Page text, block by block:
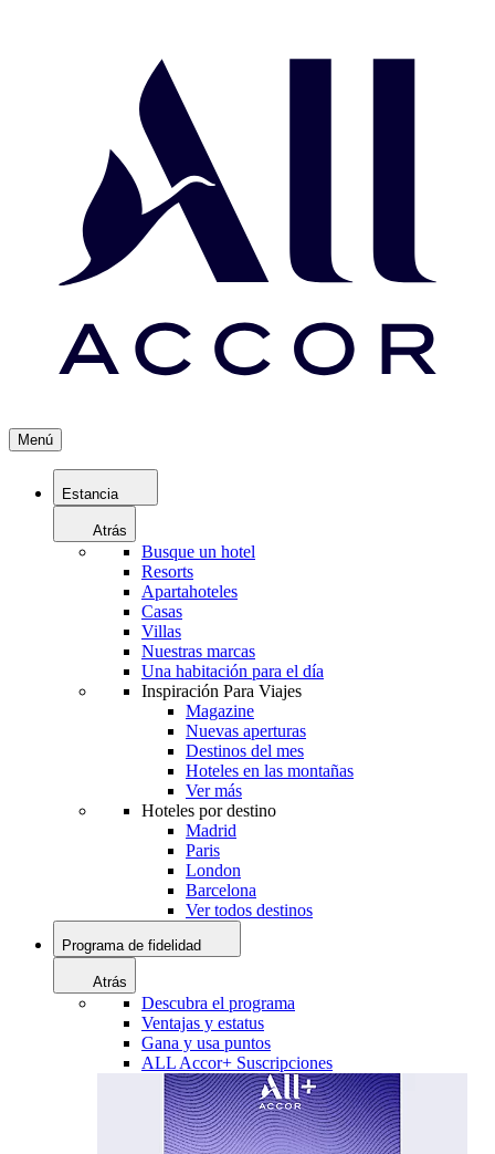
Menú
Estancia
Atrás
Busque un hotel
Resorts
Apartahoteles
Casas
Villas
Nuestras marcas
Una habitación para el día
Inspiración Para Viajes
Magazine
Nuevas aperturas
Destinos del mes
Hoteles en las montañas
Ver más
Hoteles por destino
Madrid
Paris
London
Barcelona
Ver todos destinos
Programa de fidelidad
Atrás
Descubra el programa
Ventajas y estatus
Gana y usa puntos
ALL Accor+ Suscripciones